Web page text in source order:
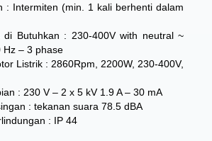
: Intermiten (min. 1 kali berhenti dalam
di Butuhkan : 230-400V with neutral ~
Hz – 3 phase
Listrik : 2860Rpm, 2200W, 230-400V,
: 230 V – 2 x 5 kV 1.9 A – 30 mA
: tekanan suara 78.5 dBA
: IP 44